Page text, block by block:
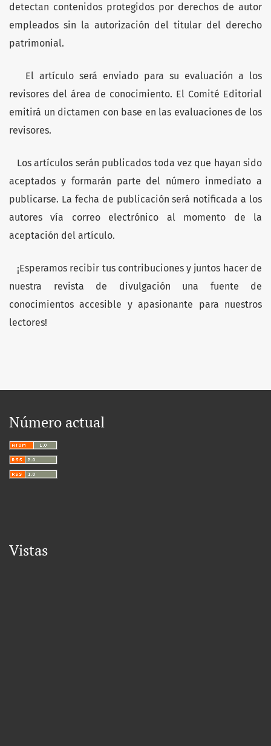
detectan contenidos protegidos por derechos de autor
empleados sin la autorización del titular del derecho
patrimonial.
El artículo será enviado para su evaluación a los
revisores del área de conocimiento. El Comité Editorial
emitirá un dictamen con base en las evaluaciones de los
revisores.
Los artículos serán publicados toda vez que hayan sido
aceptados y formarán parte del número inmediato a
publicarse. La fecha de publicación será notificada a los
autores vía correo electrónico al momento de la
aceptación del artículo.
¡Esperamos recibir tus contribuciones y juntos hacer de
nuestra revista de divulgación una fuente de
conocimientos accesible y apasionante para nuestros
lectores!
Número actual
Vistas